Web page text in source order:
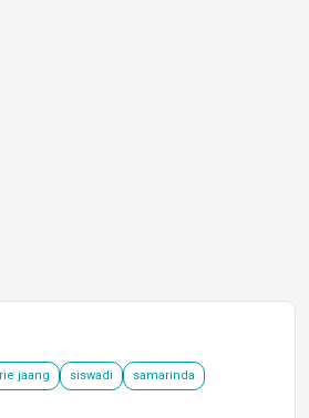
jaang siswadi samarinda